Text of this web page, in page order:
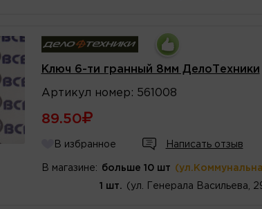
Ключ 6-ти гранный 8мм ДелоТехники
Артикул номер : 561008
89.50
В избранное Написать отзыв
В магазине: больше 10 шт
1 шт. (ул. Генерала Васильева,